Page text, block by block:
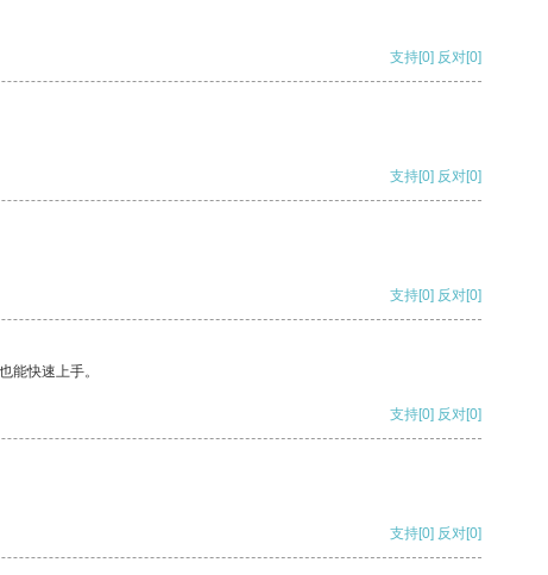
支持[0] 反对[0]
支持[0] 反对[0]
支持[0] 反对[0]
能快速上手。
支持[0] 反对[0]
支持[0] 反对[0]